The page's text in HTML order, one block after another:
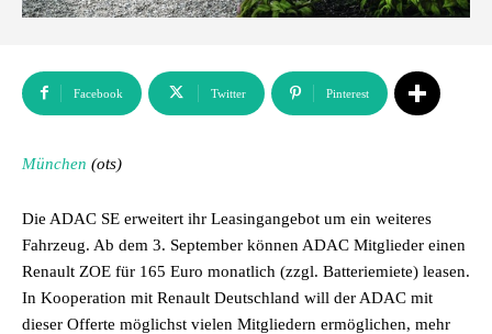
Facebook Twitter Pinterest
München (ots)
Die ADAC SE erweitert ihr Leasingangebot um ein weiteres
Fahrzeug. Ab dem 3. September können ADAC Mitglieder einen
Renault ZOE für 165 Euro monatlich (zzgl. Batteriemiete) leasen.
In Kooperation mit Renault Deutschland will der ADAC mit
dieser Offerte möglichst vielen Mitgliedern ermöglichen, mehr